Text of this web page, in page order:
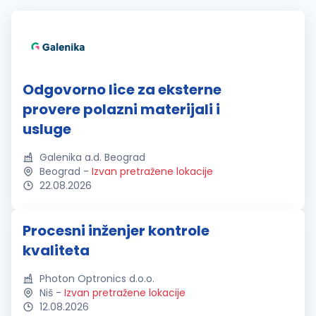
Odgovorno lice za eksterne
provere polazni materijali i
usluge
Galenika a.d. Beograd
Beograd - Izvan pretražene lokacije
22.08.2026
Procesni inženjer kontrole
kvaliteta
Photon Optronics d.o.o.
Niš - Izvan pretražene lokacije
12.08.2026